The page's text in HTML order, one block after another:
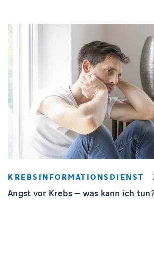
KREBSINFORMATIONSDIENST
Angst vor Krebs – was kann ich tun?